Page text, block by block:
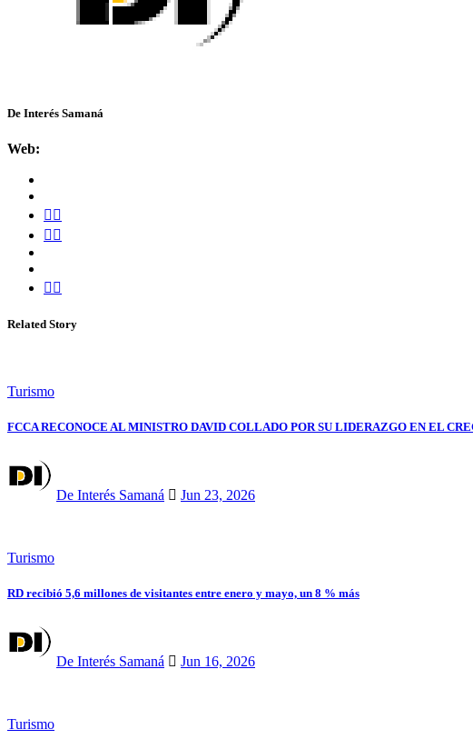
De Interés Samaná
Web:
Related Story
Turismo
FCCA RECONOCE AL MINISTRO DAVID COLLADO POR SU LIDERAZGO EN EL
De Interés Samaná Jun 23, 2026
Turismo
RD recibió 5,6 millones de visitantes entre enero y mayo, un 8 % más
De Interés Samaná Jun 16, 2026
Turismo